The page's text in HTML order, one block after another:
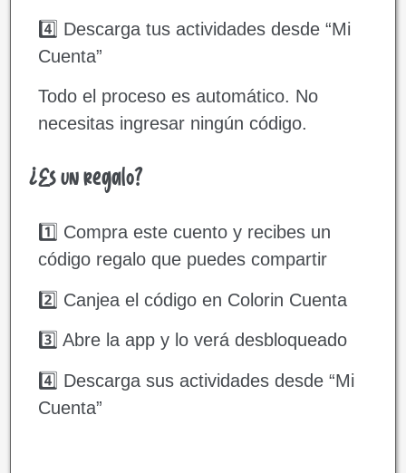
4️⃣ Descarga tus actividades desde “Mi
Cuenta”
Todo el proceso es automático. No
necesitas ingresar ningún código.
¿Es un regalo?
1️⃣ Compra este cuento y recibes un
código regalo que puedes compartir
2️⃣ Canjea el código en Colorin Cuenta
3️⃣ Abre la app y lo verá desbloqueado
4️⃣ Descarga sus actividades desde “Mi
Cuenta”